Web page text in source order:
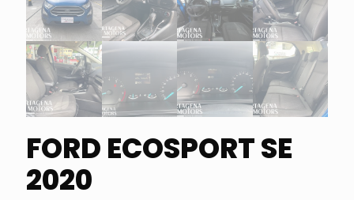
FORD ECOSPORT SE
2020